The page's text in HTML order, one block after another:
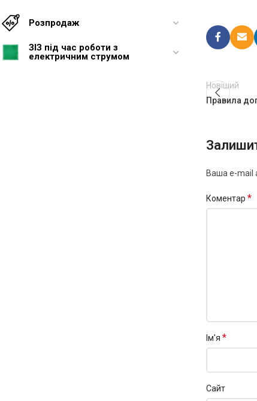
Розпродаж
ЗІЗ під час роботи з
електричним струмом
Новіший
Правила
Ваша e-mail
Коментар *
Ім'я *
Сайт